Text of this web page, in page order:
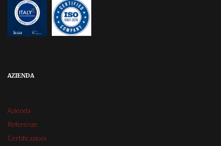
AZIENDA
Azienda
Referenze
Certificazioni